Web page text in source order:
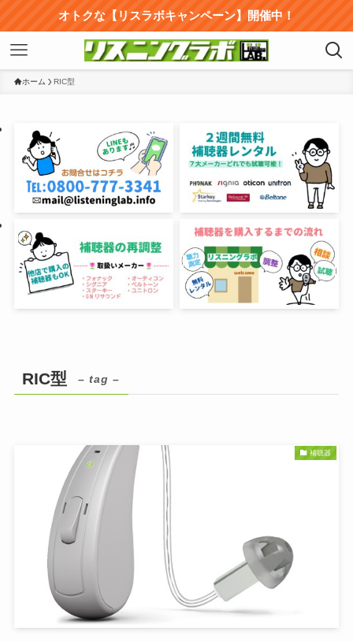
オトクな【リスラボキャンペーン】開催中！
ホーム RIC型
RIC型 – tag –
補聴器